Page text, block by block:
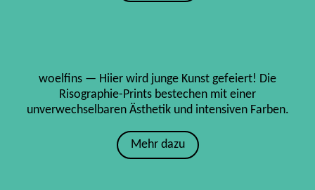
woelfins — Hiier wird junge Kunst gefeiert! Die
Risographie-Prints bestechen mit einer
unverwechselbaren Ästhetik und intensiven Farben.
Mehr dazu